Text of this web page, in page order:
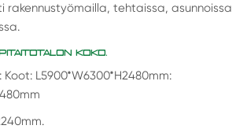
tehtaissa, asunnoissa
KOKO.
L5900*W6300*H2480mm: